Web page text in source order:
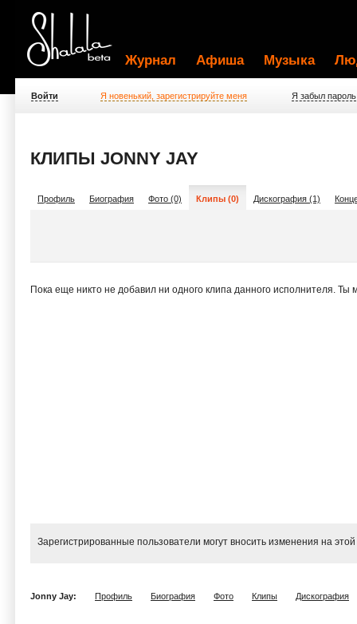
Журнал Афиша Музыка
Войти Я новенький, зарегистрируйте меня Я забыл пароль
КЛИПЫ JONNY JAY
Профиль Биография Фото (0) Клипы (0) Дискография (1)
Пока еще никто не добавил ни одного клипа данного исполнителя.
Зарегистрированные пользователи могут вносить изменения на
Jonny Jay: Профиль Биография Фото Клипы Дискография